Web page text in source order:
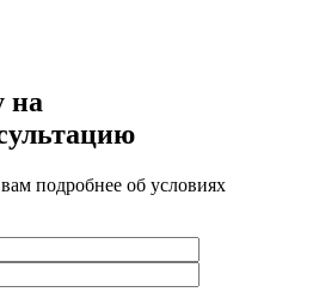
на
подробнее об условиях